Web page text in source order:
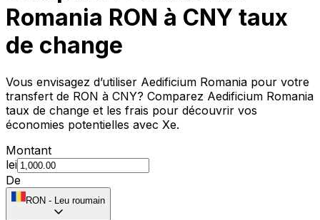
Romania RON à CNY taux
de change
Vous envisagez d’utiliser Aedificium Romania pour votre
transfert de RON à CNY? Comparez Aedificium Romania
taux de change et les frais pour découvrir vos
économies potentielles avec Xe.
Montant
lei
De
RON - Leu roumain